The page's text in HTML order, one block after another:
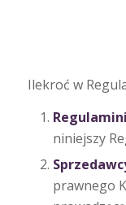
Ilekroć w
niniejszy
prawnego